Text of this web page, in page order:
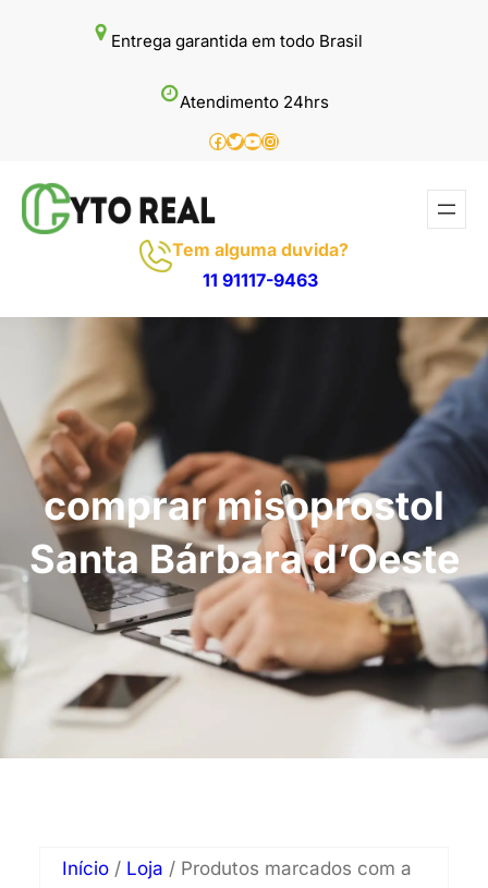
Entrega garantida em todo Brasil
Atendimento 24hrs
Facebook
Twitter
Youtube
Instagram
Tem alguma duvida?
11 91117-9463
comprar misoprostol
Santa Bárbara d’Oeste
Início / Loja / Produtos marcados com a